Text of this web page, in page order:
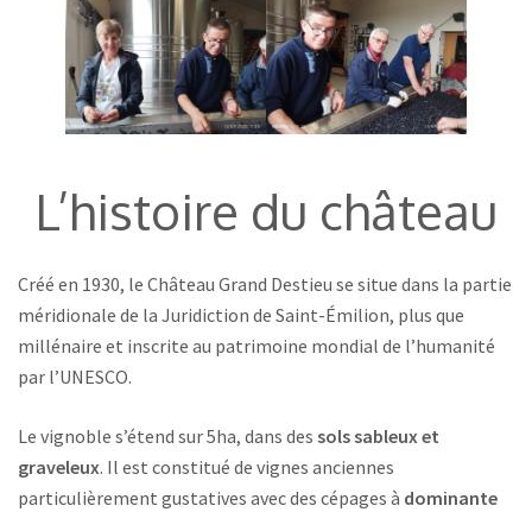
L’histoire du château
Créé en 1930, le Château Grand Destieu se situe dans la partie
méridionale de la Juridiction de Saint-Émilion, plus que
millénaire et inscrite au patrimoine mondial de l’humanité
par l’UNESCO.
Le vignoble s’étend sur 5ha, dans des sols sableux et
graveleux. Il est constitué de vignes anciennes
particulièrement gustatives avec des cépages à dominante